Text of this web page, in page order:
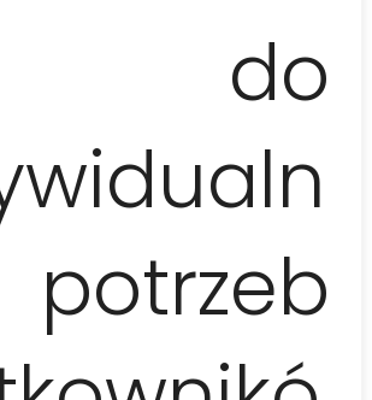
do
potrzeb
durante el almuerzo, propinas y
mencionados en el programa